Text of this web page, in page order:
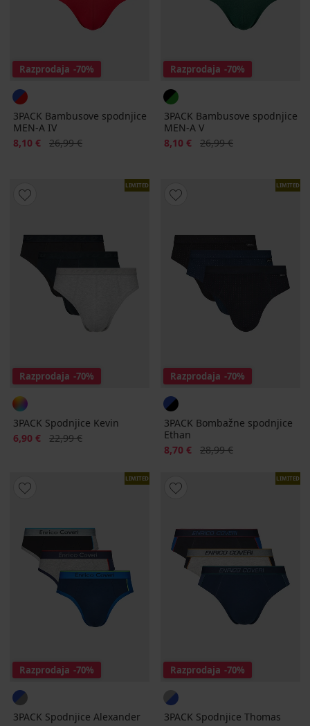
Razprodaja -70%
3PACK Bambusove spodnjice
MEN-A IV
Popust
8,10 € Prvotna cena
26,99 €
Razprodaja -70%
3PACK Bambusove spodnjice
MEN-A V
Popust
8,10 € Prvotna cena
26,99 €
LIMITED
Razprodaja -70%
3PACK Spodnjice Kevin
Popust
6,90 € Prvotna cena
22,99 €
LIMITED
Razprodaja -70%
3PACK Bombažne spodnjice
Ethan
Popust
8,70 € Prvotna cena
28,99 €
LIMITED
Razprodaja -70%
3PACK Spodnjice Alexander
LIMITED
Razprodaja -70%
3PACK Spodnjice Thomas